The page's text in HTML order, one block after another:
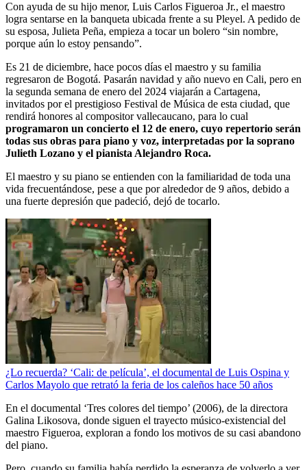
Con ayuda de su hijo menor, Luis Carlos Figueroa Jr., el maestro
logra sentarse en la banqueta ubicada frente a su Pleyel. A pedido de
su esposa, Julieta Peña, empieza a tocar un bolero “sin nombre,
porque aún lo estoy pensando”.
Es 21 de diciembre, hace pocos días el maestro y su familia
regresaron de Bogotá. Pasarán navidad y año nuevo en Cali, pero en
la segunda semana de enero del 2024 viajarán a Cartagena,
invitados por el prestigioso Festival de Música de esta ciudad, que
rendirá honores al compositor vallecaucano, para lo cual
programaron un concierto el 12 de enero, cuyo repertorio serán
todas sus obras para piano y voz, interpretadas por la soprano
Julieth Lozano y el pianista Alejandro Roca.
El maestro y su piano se entienden con la familiaridad de toda una
vida frecuentándose, pese a que por alrededor de 9 años, debido a
una fuerte depresión que padeció, dejó de tocarlo.
¿Lo recuerda? ‘Cali: de película’, el documental de Luis Ospina y
Carlos Mayolo que retrató la feria de los caleños hace 50 años
En el documental ‘Tres colores del tiempo’ (2006), de la directora
Galina Likosova, donde siguen el trayecto músico-existencial del
maestro Figueroa, exploran a fondo los motivos de su casi abandono
del piano.